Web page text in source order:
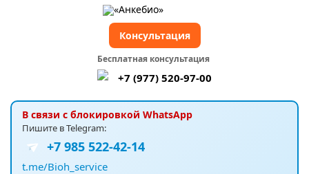
В связи с блокировкой WhatsApp
Пишите в Telegram:
+7 985 522-42-14
t.me/Bioh_service
Бесплатная консультация
+7 (977) 520-97-00
Консультация